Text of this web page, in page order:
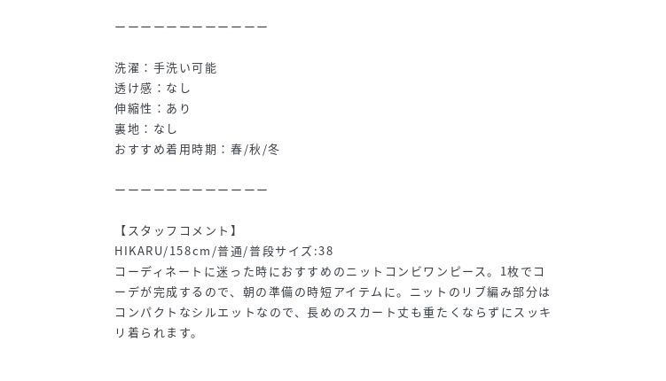
ーーーーーーーーーーーー
洗濯：手洗い可能
透け感：なし
伸縮性：あり
裏地：なし
おすすめ着用時期：春/秋/冬
ーーーーーーーーーーーー
【スタッフコメント】
HIKARU/158cm/普通/普段サイズ:38
コーディネートに迷った時におすすめのニットコンビワンピース。1枚でコ
ーデが完成するので、朝の準備の時短アイテムに。ニットのリブ編み部分は
コンパクトなシルエットなので、長めのスカート丈も重たくならずにスッキ
リ着られます。